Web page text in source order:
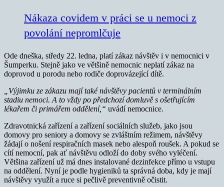
Nákaza covidem v práci se u nemoci z
povolání nepromlčuje
Ode dneška, středy 22. ledna, platí zákaz návštěv i v nemocnici v
Šumperku. Stejně jako ve většině nemocnic neplatí zákaz na
doprovod u porodu nebo rodiče doprovázející dítě.
„Výjimku ze zákazu mají také návštěvy pacientů v terminálním
stadiu nemoci. A to vždy po předchozí domluvě s ošetřujícím
lékařem či primářem oddělení,“ uvádí nemocnice.
Zdravotnická zařízení a zařízení sociálních služeb, jako jsou
domovy pro seniory a domovy se zvláštním režimem, návštěvy
žádají o nošení respiračních masek nebo alespoň roušek. A pokud se
cítí nemocní, pak ať návštěvu odloží do doby svého vyléčení.
Většina zařízení už má dnes instalované dezinfekce přímo u vstupu
na oddělení. Nyní je podle hygieniků ta správná doba, kdy je mají
návštěvy využít a ruce si pečlivě preventivně očistit.